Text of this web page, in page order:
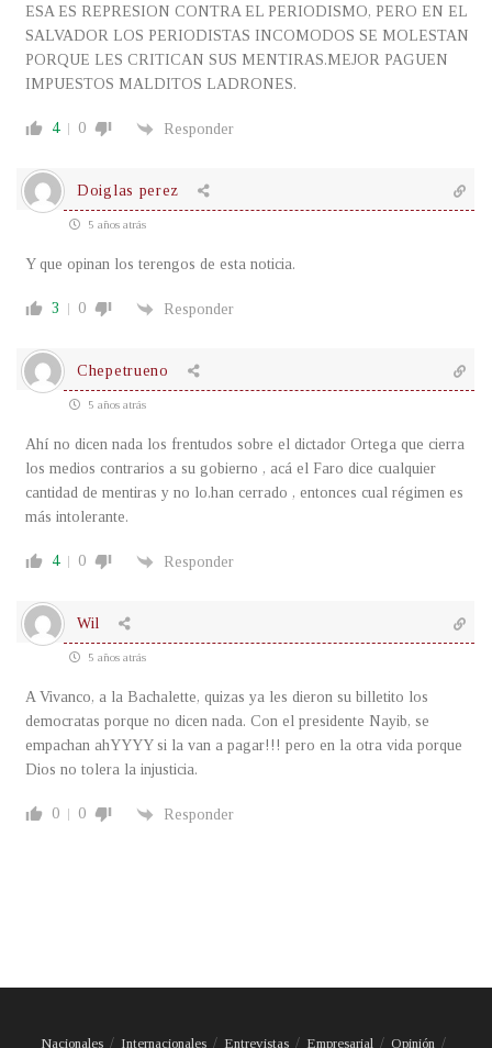
ESA ES REPRESION CONTRA EL PERIODISMO, PERO EN EL
SALVADOR LOS PERIODISTAS INCOMODOS SE MOLESTAN
PORQUE LES CRITICAN SUS MENTIRAS.MEJOR PAGUEN
IMPUESTOS MALDITOS LADRONES.
4 0 Responder
Doiglas perez
5 años atrás
Y que opinan los terengos de esta noticia.
3 0 Responder
Chepetrueno
5 años atrás
Ahí no dicen nada los frentudos sobre el dictador Ortega que cierra
los medios contrarios a su gobierno , acá el Faro dice cualquier
cantidad de mentiras y no lo.han cerrado , entonces cual régimen es
más intolerante.
4 0 Responder
Wil
5 años atrás
A Vivanco, a la Bachalette, quizas ya les dieron su billetito los
democratas porque no dicen nada. Con el presidente Nayib, se
empachan ahYYYY si la van a pagar!!! pero en la otra vida porque
Dios no tolera la injusticia.
0 0 Responder
Nacionales Internacionales Entrevistas Empresarial Opinión